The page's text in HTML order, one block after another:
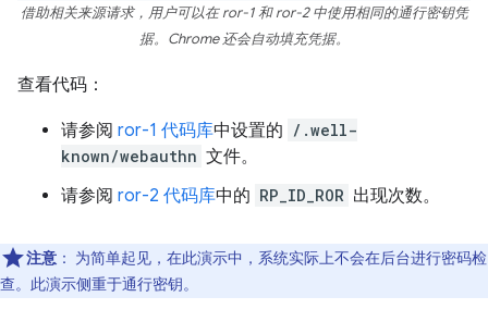
借助相关来源请求，用户可以在 ror-1 和 ror-2 中使用相同的通行密钥凭
据。Chrome 还会自动填充凭据。
查看代码：
请参阅 ror-1 代码库中设置的 /.well-
known/webauthn 文件。
请参阅 ror-2 代码库中的 RP_ID_ROR 出现次数。
注意 ： 为简单起见，在此演示中，系统实际上不会在后台进行密码检
查。此演示侧重于通行密钥。